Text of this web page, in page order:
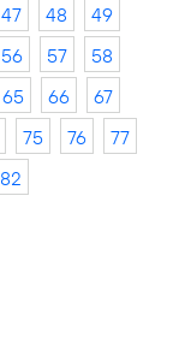
47 48
49
56 57
58
65 66
67
75 76
77
82